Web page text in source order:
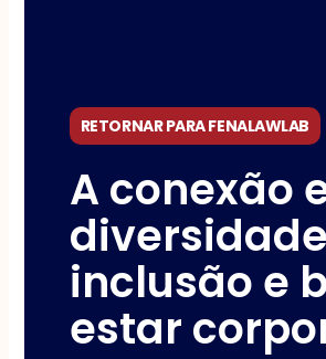
RETORNAR PARA FENALAWLAB
A conexão
inclusão e
estar